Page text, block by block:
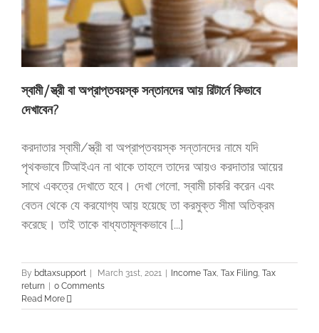
স্বামী/স্ত্রী বা অপ্রাপ্তবয়স্ক সন্তানদের আয় রিটার্নে কিভাবে
দেখাবেন?
করদাতার স্বামী/স্ত্রী বা অপ্রাপ্তবয়স্ক সন্তানদের নামে যদি
পৃথকভাবে টিআইএন না থাকে তাহলে তাদের আয়ও করদাতার আয়ের
সাথে একত্রে দেখাতে হবে। দেখা গেলো, স্বামী চাকরি করেন এবং
বেতন থেকে যে করযোগ্য আয় হয়েছে তা করমুক্ত সীমা অতিক্রম
করেছে। তাই তাকে বাধ্যতামূলকভাবে [...]
By bdtaxsupport | March 31st, 2021 | Income Tax, Tax Filing, Tax
return | 0 Comments
Read More